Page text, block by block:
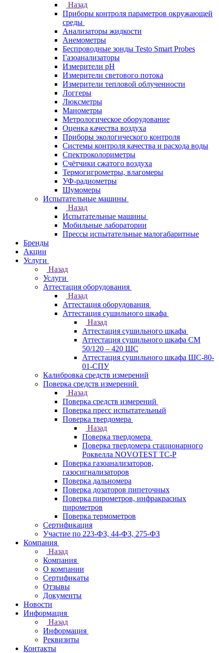
Назад
Приборы контроля параметров окружающей
среды
Анализаторы жидкости
Анемометры
Беспроводные зонды Testo Smart Probes
Газоанализаторы
Измерители pH
Измерители светового потока
Измерители тепловой облученности
Логгеры
Люксметры
Манометры
Метрологическое оборудование
Оценка качества воздуха
Приборы экологического контроля
Системы контроля качества и расхода воды
Спектроколориметры
Счётчики сжатого воздуха
Термогигрометры, влагомеры
УФ-радиометры
Шумомеры
Испытательные машины
Назад
Испытательные машины
Мобильные лаборатории
Прессы испытательные малогабаритные
Бренды
Акции
Услуги
Назад
Услуги
Аттестация оборудования
Назад
Аттестация оборудования
Аттестация сушильного шкафа
Назад
Аттестация сушильного шкафа
Аттестация сушильного шкафа СМ
50/120 – 420 ШС
Аттестация сушильного шкафа ШС-80-
01-СПУ
Калибровка средств измерений
Поверка средств измерений
Назад
Поверка средств измерений
Поверка пресс испытательный
Поверка твердомера
Назад
Поверка твердомера
Поверка твердомера стационарного
Роквелла NOVOTEST TС-Р
Поверка газоанализаторов,
газосигнализаторов
Поверка дальномера
Поверка дозаторов пипеточных
Поверка пирометров, инфракрасных
пирометров
Поверка термометров
Сертификация
Участие по 223-ФЗ, 44-ФЗ, 275-ФЗ
Компания
Назад
Компания
О компании
Сертификаты
Отзывы
Документы
Новости
Информация
Назад
Информация
Реквизиты
Контакты